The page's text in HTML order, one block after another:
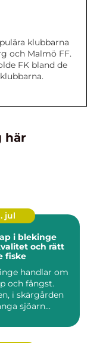
klubbarna
och Malmö FF.
FK bland de
här
jul
i blekinge
och rätt
fiske
handlar om
och fångst.
i skärgården
sjöarn...